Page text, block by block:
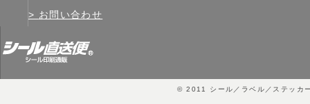
お問い合わせ
© 2011 シール／ラベル／ステッカ